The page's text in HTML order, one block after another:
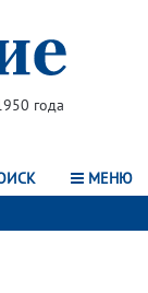
года
МЕНЮ